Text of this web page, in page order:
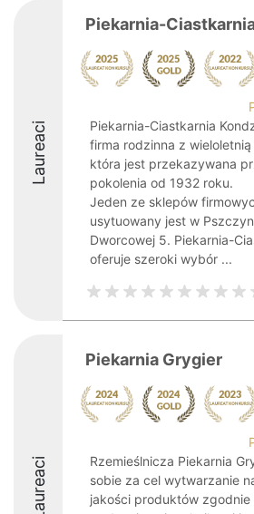
Laureaci
Piekarnia-
Piekarnia-Ciastkarnia
firma rodzinna z
która jest przekazywana
pokolenia od 1932 roku.
Jeden ze sklepów
usytuowany jest w
Dworcowej 5. Piekarnia-
oferuje szeroki wybór ...
Laureaci
Piekarnia Grygier
Rzemieślnicza Piekarnia
sobie za cel wytwarzanie
jakości produktów zgodnie